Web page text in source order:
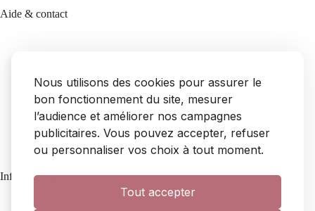
Nous utilisons des cookies pour assurer le
bon fonctionnement du site, mesurer
l’audience et améliorer nos campagnes
publicitaires. Vous pouvez accepter, refuser
ou personnaliser vos choix à tout moment.
Tout accepter
Aide & contact
FAQ
Livraison
Retours & remboursements
SAV
Mon compte
Informations